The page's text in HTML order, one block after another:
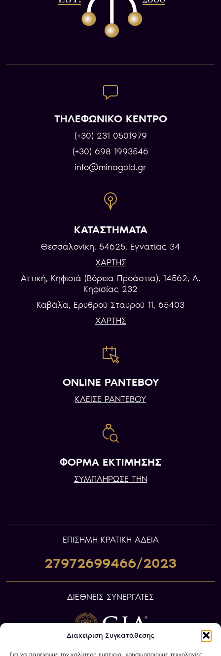
Διαχείριση Συγκατάθεσης
Για να παρέχουμε την καλύτερη εμπειρία, χρησιμοποιούμε τεχνολογίες
ΤΗΛΕΦΩΝΙΚΟ ΚΕΝΤΡΟ
(+30) 231 0501979
(+30) 698 1993546
info@minagold.gr
ΚΑΤΑΣΤΗΜΑΤΑ
Θεσσαλονίκη, 54625, Εγνατίας 34
ΧΑΡΤΗΣ
Αττική, Κηφισιά (Βόρεια Προάστια), 14562, Λ.
Κηφισίας 232
Καβάλα, Eρυθρού Σταυρού 11, 65403
ΧΑΡΤΗΣ
ONLINE ΡΑΝΤΕΒΟΥ
ΚΛΕΙΣΕ ΡΑΝΤΕΒΟΥ
ΦΟΡΜΑ ΕΚΤΙΜΗΣΗΣ
ΣΥΜΠΛΗΡΩΣΕ ΤΗΝ
ΕΠIΣΗΜΗ ΚΡΑΤΙΚΗ ΑΔΕΙΑ
27972699466/2023
ΔΙΕΘΝΕΙΣ ΣΥΝΕΡΓΑΤΕΣ